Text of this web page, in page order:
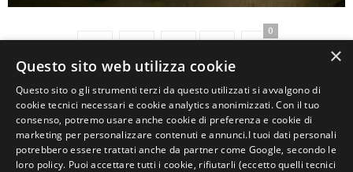
0
×
Questo sito web utilizza cookie
Questo sito o gli strumenti terzi da questo utilizzati si avvalgono di
cookie tecnici necessari e cookie analytics anonimizzati. Con il tuo
consenso, potremo usare anche cookie di preferenza e cookie di
marketing per personalizzare contenuti e annunci.I tuoi dati personali
potrebbero essere trattati anche da partner come Google, secondo le
loro policy. Puoi accettare tutti i cookie, rifiutarli (eccetto quelli tecnici